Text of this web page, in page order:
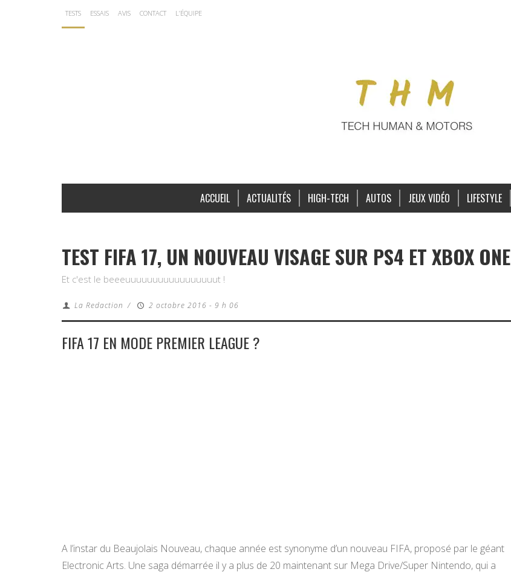
TESTS ESSAIS AVIS CONTACT L’ÉQUIPE
ACCUEIL ACTUALITÉS HIGH-TECH AUTOS JEUX VIDÉO LIFESTYLE
TEST FIFA 17, UN NOUVEAU VISAGE SUR PS4 ET XBOX ONE
Et c'est le beeeuuuuuuuuuuuuuuuuut !
La Redaction / 2 octobre 2016 - 9 h 06
FIFA 17 EN MODE PREMIER LEAGUE ?
A l’instar du Beaujolais Nouveau, chaque année est synonyme d’un nouveau FIFA, proposé par le géant
Electronic Arts. Une saga démarrée il y a plus de 20 maintenant sur Mega Drive/Super Nintendo, qui a